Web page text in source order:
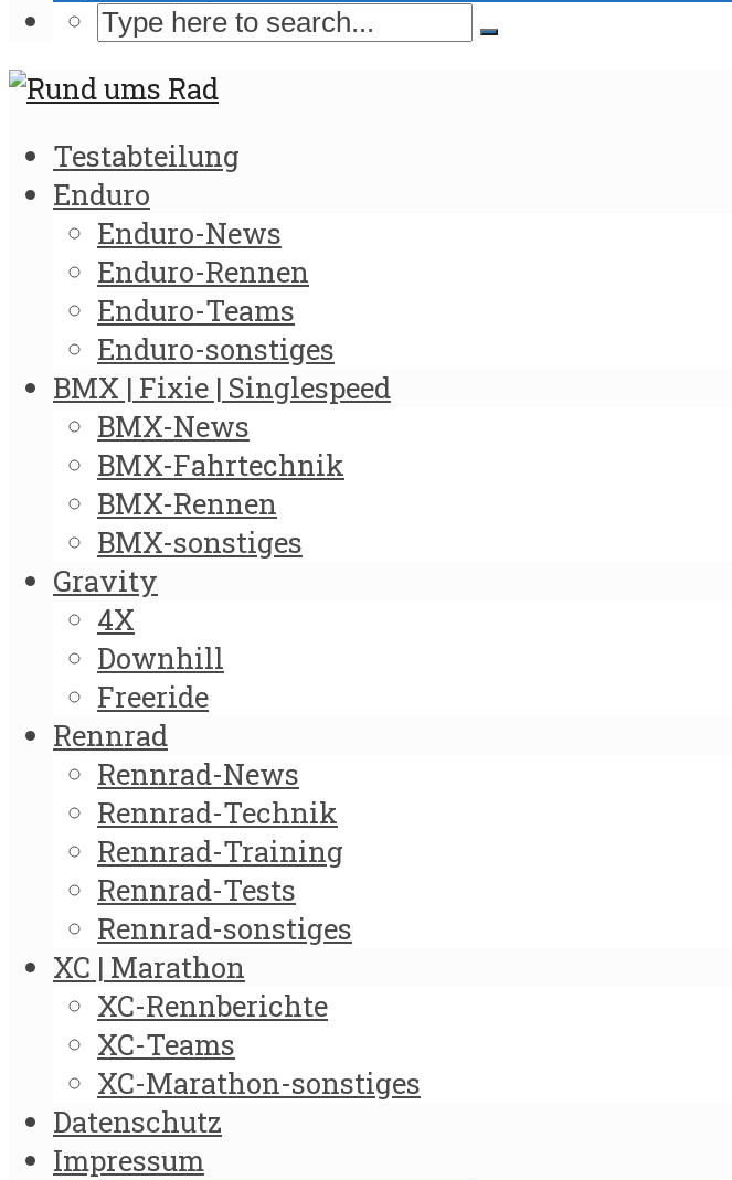
Testabteilung
Enduro
Enduro-News
Enduro-Rennen
Enduro-Teams
Enduro-sonstiges
BMX | Fixie | Singlespeed
BMX-News
BMX-Fahrtechnik
BMX-Rennen
BMX-sonstiges
Gravity
4X
Downhill
Freeride
Rennrad
Rennrad-News
Rennrad-Technik
Rennrad-Training
Rennrad-Tests
Rennrad-sonstiges
XC | Marathon
XC-Rennberichte
XC-Teams
XC-Marathon-sonstiges
Datenschutz
Impressum